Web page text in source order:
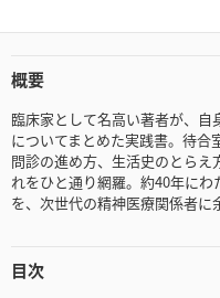
概要
臨床家として名高い著者が、
についてまとめた実践書。待合
問診の進め方、生活史のとら
れをひと通り網羅。約40年に
を、次世代の精神医療関係者に
目次